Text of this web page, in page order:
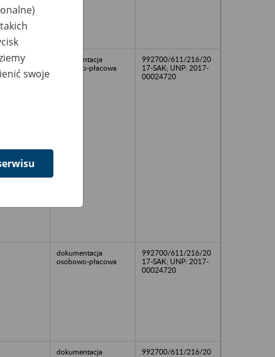
dokumentacja
osobowo-płacowa
992700/611/216/20
17-SAK; UNP: 2017-
00024720
dokumentacja
osobowo-płacowa
992700/611/216/20
17-SAK; UNP: 2017-
00024720
dokumentacja
992700/611/216/20
swoje